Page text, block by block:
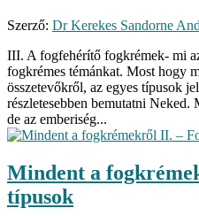
Szerző: Dr Kerekes Sandorne
III. A fogfehérítő fogkrémek- mi
fogkrémes témánkat. Most hogy
összetevőkről, az egyes típusok
részletesebben bemutatni
de az emberiség...
Mindent a
típusok